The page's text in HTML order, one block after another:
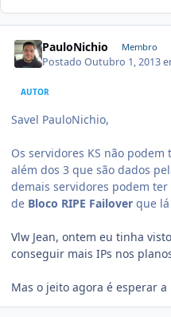
PauloNichio Membro
PostadoOutubro 1, 2013
AUTOR
Savel PauloNichio,
Os servidores KS não
além dos 3 que são dados
demais servidores podem
de Bloco RIPE Failover que
Vlw Jean, ontem eu tinha
conseguir mais IPs nos
Mas o jeito agora é esperar